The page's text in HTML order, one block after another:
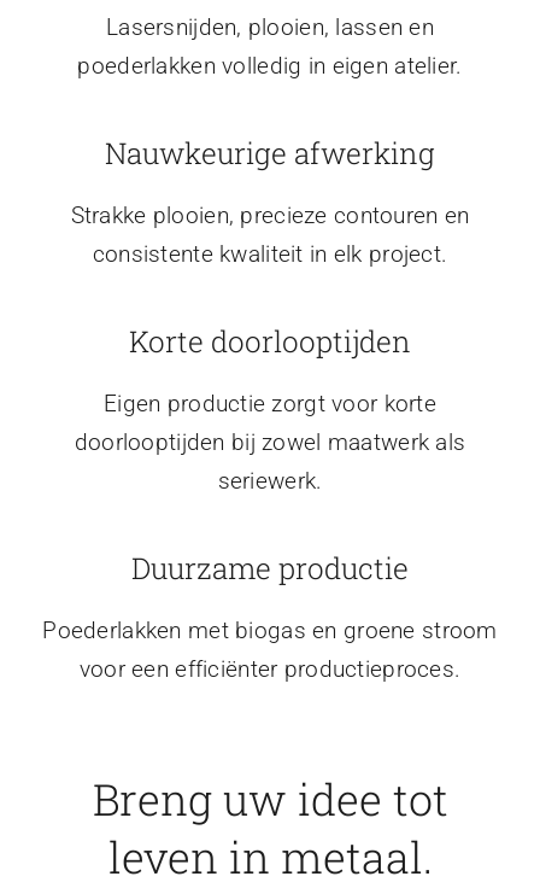
Lasersnijden, plooien, lassen en
poederlakken volledig in eigen atelier.
Nauwkeurige afwerking
Strakke plooien, precieze contouren en
consistente kwaliteit in elk project.
Korte doorlooptijden
Eigen productie zorgt voor korte
doorlooptijden bij zowel maatwerk als
seriewerk.
Duurzame productie
Poederlakken met biogas en groene stroom
voor een efficiënter productieproces.
Breng uw idee tot
leven in metaal.